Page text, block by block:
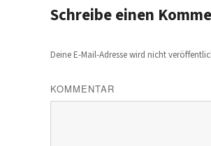
Schreibe einen
Deine E-Mail-Adresse wird nicht
KOMMENTAR